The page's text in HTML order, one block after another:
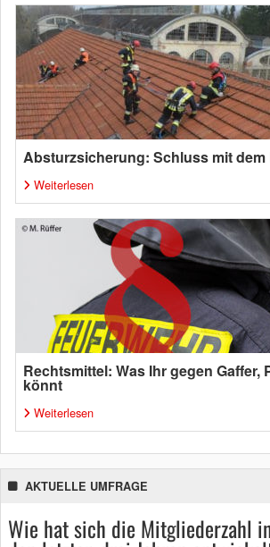
Absturzsicherung: Schluss mit dem
Weiterlesen
Rechtsmittel: Was Ihr gegen Gaffer,
könnt
Weiterlesen
AKTUELLE UMFRAGE
Wie hat sich die Mitgliederzahl